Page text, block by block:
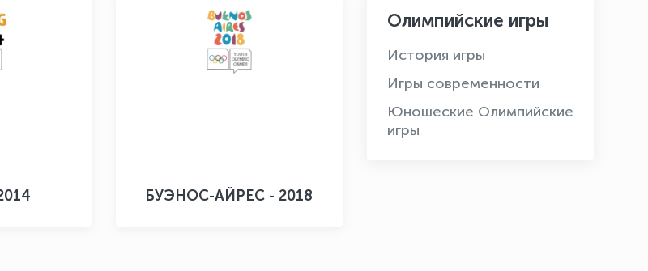
БУЭНОС-АЙРЕС - 2018
Олимпийские игры
История игры
Игры современности
Юношеские Олимпийские
игры